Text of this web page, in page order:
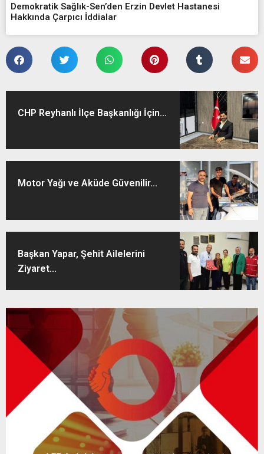
Demokratik Sağlık-Sen’den Erzin Devlet Hastanesi
Hakkında Çarpıcı İddialar
CHP Reyhanlı İlçe Başkanlığı İçin...
Motor Yağı ve Aküde Güvenilir...
Başkan Yapar, Şehit Ailelerini
Ziyaret...